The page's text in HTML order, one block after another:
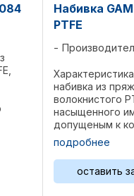
Набивка
PTFE
набивка из
волокнистого
насыщенного
допущеным к
пищевыми
питьевой
где
основе
подробнее
оставить